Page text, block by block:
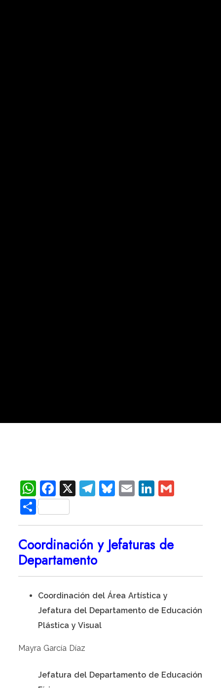
WhatsApp
Facebook
X Telegram
Bluesky
EmailLinkedIn
Compartir
Coordinación y Jefaturas de
Departamento
Coordinación del Área Artística y
Jefatura del Departamento de Educación
Plástica y Visual
Mayra García Díaz
Jefatura del Departamento de Educación